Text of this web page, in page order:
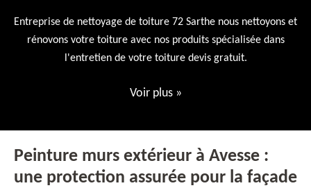
Entreprise de nettoyage de toiture 72 Sarthe nous nettoyons et
rénovons votre toiture avec nos produits spécialisée dans
l'entretien de votre toiture devis gratuit.
Voir plus »
Peinture murs extérieur à Avesse :
une protection assurée pour la façade